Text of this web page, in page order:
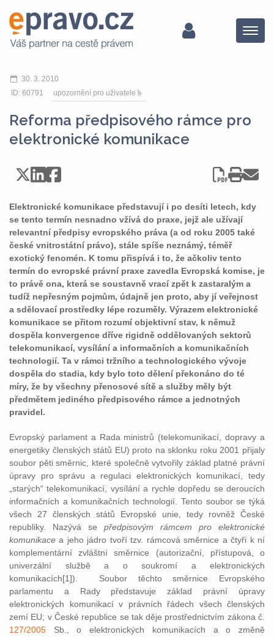
Menu
30. 3. 2010
ID: 60791
upozornění pro uživatele
Reforma předpisového rámce pro
elektronické komunikace
Elektronické komunikace představují i po desíti letech, kdy
se tento termín nesnadno vžívá do praxe, jejž ale užívají
relevantní předpisy evropského práva (a od roku 2005 také
české vnitrostátní právo), stále spíše neznámý, téměř
exotický fenomén. K tomu přispívá i to, že ačkoliv tento
termín do evropské právní praxe zavedla Evropská komise, je
to právě ona, která se soustavně vrací zpět k zastaralým a
tudíž nepřesným pojmům, údajně jen proto, aby jí veřejnost
a sdělovací prostředky lépe rozuměly. Výrazem elektronické
komunikace se přitom rozumí objektivní stav, k němuž
dospěla konvergence dříve rigidně oddělovaných sektorů
telekomunikací, vysílání a informačních a komunikačních
technologií. Ta v rámci tržního a technologického vývoje
dospěla do stadia, kdy bylo toto dělení překonáno do té
míry, že by všechny přenosové sítě a služby měly být
předmětem jediného předpisového rámce a jednotných
pravidel.
Evropský parlament a Rada ministrů (telekomunikací, dopravy a
energetiky členských států EU) proto na sklonku roku 2001 přijaly
soubor pěti směrnic, které společně vytvořily základ platné právní
úpravy pro správu a regulaci elektronických komunikací, tedy
„starých“ telekomunikací, vysílání a rychle dopředu se deroucích
informačních a komunikačních technologií. Tento soubor se týká
všech 27 členských států Evropské unie, tedy rovněž České
republiky. Nazývá se předpisovým rámcem pro elektronické
komunikace a jeho jádro tvoří tzv. rámcová směrnice a čtyři k ní
komplementární zvláštní směrnice (autorizační, přístupová, o
univerzální službě a o soukromí a elektronických
komunikacích[1]). Soubor těchto směrnice Evropského
parlamentu a Rady představuje základ právní úpravy
elektronických komunikací v právních řádech všech členských
zemí EU; v České republice se tak děje prostřednictvím zákona č.
127/2005 Sb., o elektronických komunikacích a o změně